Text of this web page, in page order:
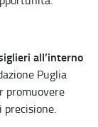
all’interno
Puglia
promuovere